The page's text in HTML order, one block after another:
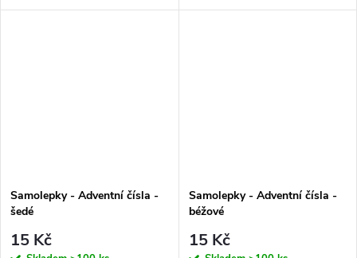
s nápisem „hand made“ a
vlastních adventních kalendářů.
Samolepky - Adventní čísla -
šedé
15 Kč
Samolepky - Adventní čísla -
béžové
15 Kč